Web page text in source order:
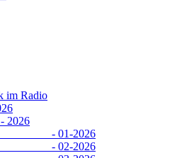
Radio
01-2026
02-2026